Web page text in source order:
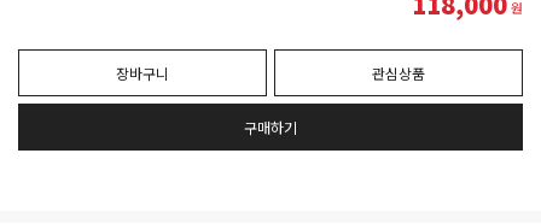
원
장바구니 관심상품
구매하기